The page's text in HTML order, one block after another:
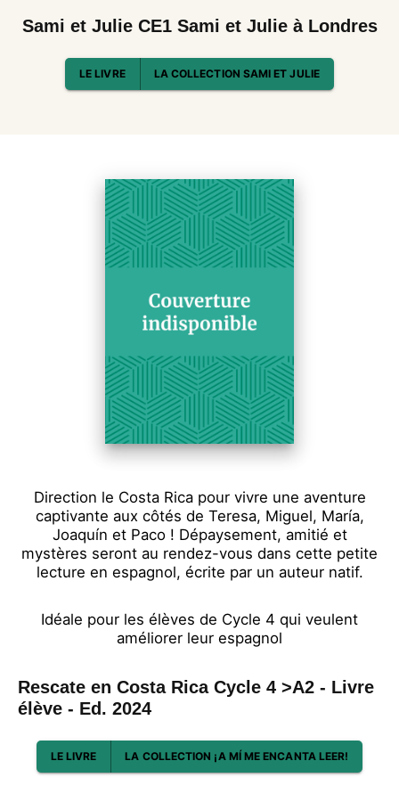
Sami et Julie CE1 Sami et Julie à Londres
LE LIVRE LA COLLECTION SAMI ET JULIE
Direction le Costa Rica pour vivre une aventure
captivante aux côtés de Teresa, Miguel, María,
Joaquín et Paco ! Dépaysement, amitié et
mystères seront au rendez-vous dans cette petite
lecture en espagnol, écrite par un auteur natif.
Idéale pour les élèves de Cycle 4 qui veulent
améliorer leur espagnol
Rescate en Costa Rica Cycle 4 >A2 - Livre
élève - Ed. 2024
LE LIVRE LA COLLECTION ¡A MÍ ME ENCANTA LEER!